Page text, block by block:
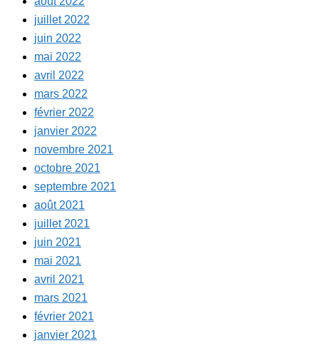
juillet 2022
juin 2022
mai 2022
avril 2022
mars 2022
février 2022
janvier 2022
novembre 2021
octobre 2021
septembre 2021
août 2021
juillet 2021
juin 2021
mai 2021
avril 2021
mars 2021
février 2021
janvier 2021